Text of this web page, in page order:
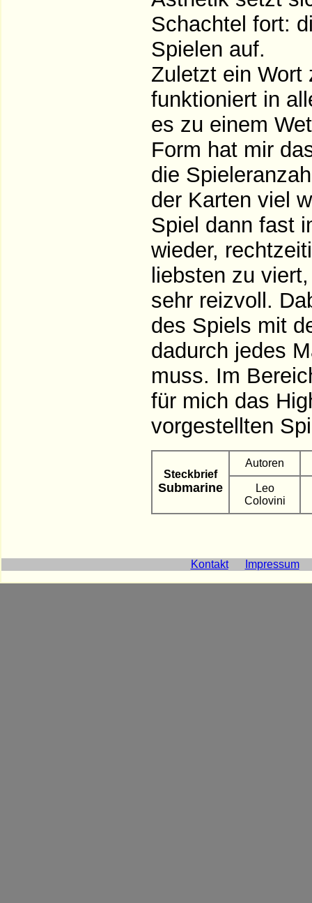
Schachtel fort:
Spielen auf.
Zuletzt ein Wort
funktioniert in
es zu einem
Form hat mir
die
der Karten viel
Spiel dann fast
wieder,
liebsten zu
sehr reizvoll.
des Spiels mit
dadurch jedes
muss. Im
für mich das
vorgestellten
Steckbrief
Submarine
Autoren
Leo
Colovini
Kontakt Impressum